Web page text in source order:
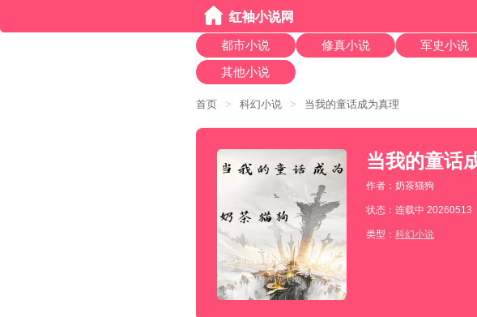
都市小说 修真小说 军史小说
其他小说
首页 > 科幻小说 > 当我的童话成为真理
当我的童话
作者：奶茶猫狗
状态：连载中 20260513
类型：科幻小说